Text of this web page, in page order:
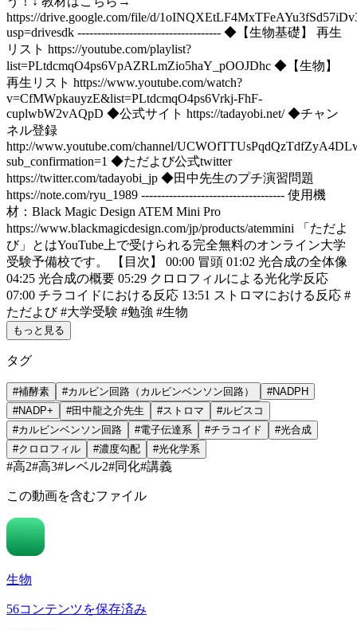
https://drive.google.com/file/d/
usp=drivesdk ------------------------------------ ◆【生物基礎】 再生
リスト https://youtube.com/playlist?
list=PLtdcmqO4ps6VpAZRLmZio5haY_pOOJDhc ◆【生物】
再生リスト https://www.youtube.com/watch?
v=CfMWpkauyzE&list=PLtdcmqO4ps6Vrkj-FhF-
cuplwbW2vAQpD ◆公式サイト https://tadayobi.net/ ◆チャン
ネル登録
http://www.youtube.com/channel/
sub_confirmation=1 ◆ただよび公式twitter
https://twitter.com/tadayobi_jp ◆田中先生のプチ演習問題
https://note.com/ryu_1989 ------------------------------------ 使用機
材：Black Magic Design ATEM Mini Pro
https://www.blackmagicdesign.com/jp/products/atemmini 「ただよ
び」とはYouTube上で受けられる完全無料のオンライン大学
受験予備校です。 【目次】 00:00 冒頭 01:02 光合成の全体像
04:25 光合成の概要 05:29 クロロフィルによる光化学反応
07:00 チラコイドにおける反応 13:51 ストロマにおける反応 #
ただよび #大学受験 #勉強 #生物
もっと見る
タグ
#補酵素 #カルビン回路（カルビンベンソン回路） #NADPH
#NADP+ #田中龍之介先生 #ストロマ #ルビスコ
#カルビンベンソン回路 #電子伝達系 #チラコイド #光合成
#クロロフィル #濃度勾配 #光化学系
#高2#高3#レベル2#同化#講義
この動画を含むファイル
生物
56コンテンツを保存済み